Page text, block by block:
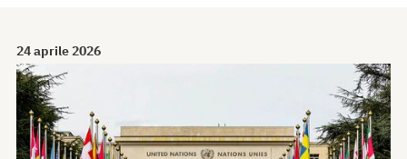
24 aprile 2026